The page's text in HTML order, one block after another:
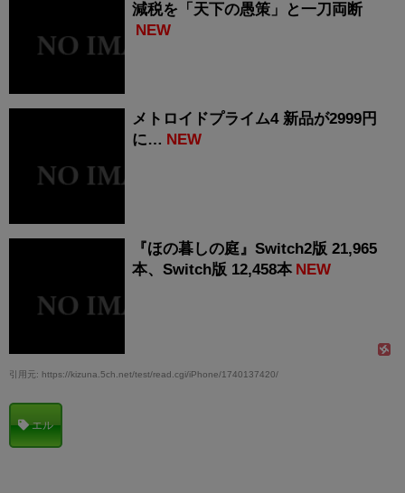
減税を「天下の愚策」と一刀両断
NEW
メトロイドプライム4 新品が2999円
に… NEW
『ほの暮しの庭』Switch2版 21,965
本、Switch版 12,458本 NEW
引用元: https://kizuna.5ch.net/test/read.cgi/iPhone/1740137420/
エル